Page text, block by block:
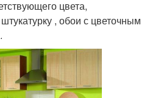
цвета,
, обои с цветочным